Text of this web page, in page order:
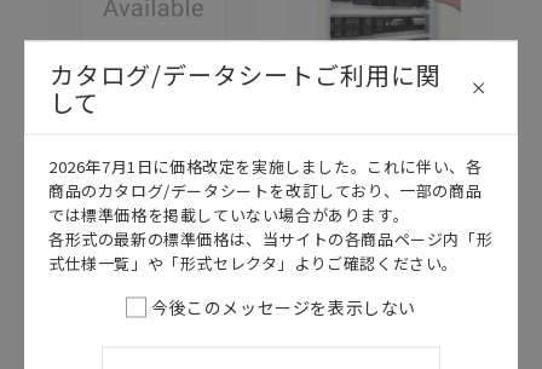
SGTE-672C
KM-PM カタロ
グ
2026/07/01 更新
SAMC-030S
制御盤ソリュー
ション Value
Design for
2026/07/01更新
カタログ/データシートご利用に関
して
2026年7月1日に価格改定を実施しました。これに伴い、各
商品のカタログ/データシートを改訂しており、一部の商品
では標準価格を掲載していない場合があります。
各形式の最新の標準価格は、当サイトの各商品ページ内「形
式仕様一覧」や「形式セレクタ」よりご確認ください。
今後このメッセージを表示しない